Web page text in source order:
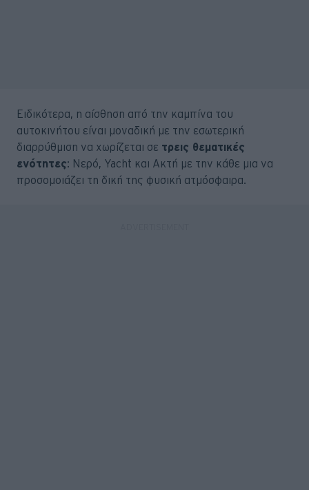
Ειδικότερα, η αίσθηση από την καμπίνα του
αυτοκινήτου είναι μοναδική με την εσωτερική
διαρρύθμιση να χωρίζεται σε τρεις θεματικές
ενότητες: Νερό, Yacht και Ακτή με την κάθε μια να
προσομοιάζει τη δική της φυσική ατμόσφαιρα.